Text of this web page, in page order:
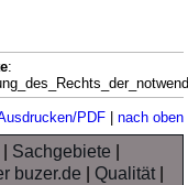
:
PDF| nach oben
Sachgebiete
buzer.de |Qualität|